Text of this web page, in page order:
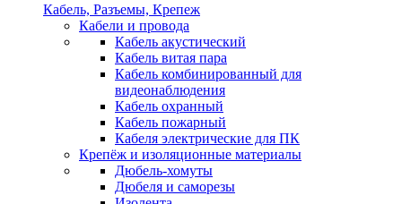
Кабель, Разъемы, Крепеж
Кабели и провода
Кабель акустический
Кабель витая пара
Кабель комбинированный для
видеонаблюдения
Кабель охранный
Кабель пожарный
Кабеля электрические для ПК
Крепёж и изоляционные материалы
Дюбель-хомуты
Дюбеля и саморезы